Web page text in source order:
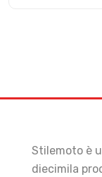
Stilemoto è
diecimila